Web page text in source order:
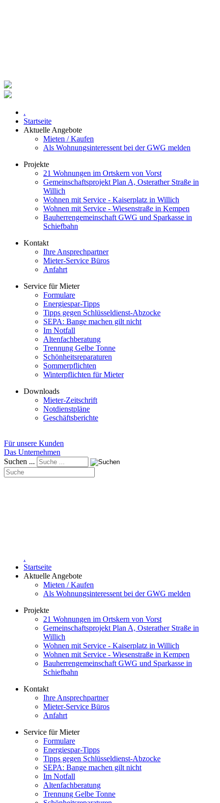
.
Startseite
Aktuelle Angebote
Mieten / Kaufen
Als Wohnungsinteressent bei der GWG melden
Projekte
21 Wohnungen im Ortskern von Vorst
Gemeinschaftsprojekt Plan A, Osterather Straße in
Willich
Wohnen mit Service - Kaiserplatz in Willich
Wohnen mit Service - Wiesenstraße in Kempen
Bauherrengemeinschaft GWG und Sparkasse in
Schiefbahn
Kontakt
Ihre Ansprechpartner
Mieter-Service Büros
Anfahrt
Service für Mieter
Formulare
Energiespar-Tipps
Tipps gegen Schlüsseldienst-Abzocke
SEPA: Bange machen gilt nicht
Im Notfall
Altenfachberatung
Trennung Gelbe Tonne
Schönheitsreparaturen
Sommerpflichten
Winterpflichten für Mieter
Downloads
Mieter-Zeitschrift
Notdienstpläne
Geschäftsberichte
Für unsere Kunden
Das Unternehmen
Suchen ...
.
Startseite
Aktuelle Angebote
Mieten / Kaufen
Als Wohnungsinteressent bei der GWG melden
Projekte
21 Wohnungen im Ortskern von Vorst
Gemeinschaftsprojekt Plan A, Osterather Straße in
Willich
Wohnen mit Service - Kaiserplatz in Willich
Wohnen mit Service - Wiesenstraße in Kempen
Bauherrengemeinschaft GWG und Sparkasse in
Schiefbahn
Kontakt
Ihre Ansprechpartner
Mieter-Service Büros
Anfahrt
Service für Mieter
Formulare
Energiespar-Tipps
Tipps gegen Schlüsseldienst-Abzocke
SEPA: Bange machen gilt nicht
Im Notfall
Altenfachberatung
Trennung Gelbe Tonne